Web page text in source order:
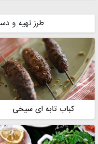
طرز تهیه و
کباب تابه ای سیخی